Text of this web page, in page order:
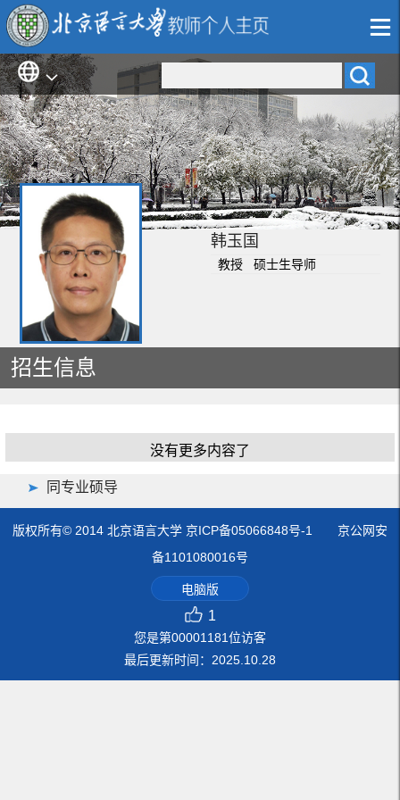
韩玉国
教授 硕士生导师
招生信息
没有更多内容了
同专业硕导
版权所有© 2014 北京语言大学 京ICP备05066848号-1 京公网安
备1101080016号
电脑版
1
您是第00001181位访客
最后更新时间： 2025.10.28